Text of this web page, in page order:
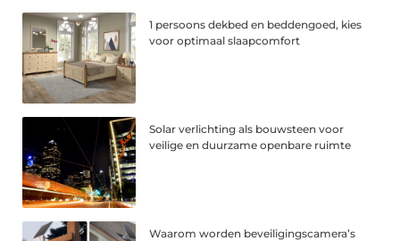
1 persoons dekbed en beddengoed, kies
voor optimaal slaapcomfort
Solar verlichting als bouwsteen voor
veilige en duurzame openbare ruimte
Waarom worden beveiligingscamera’s